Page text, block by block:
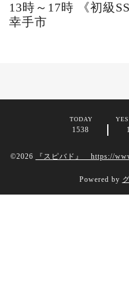
13時～17時 《初級
幸手市
TODAY
1538
©2026 『スピバド』 https://
Powered by